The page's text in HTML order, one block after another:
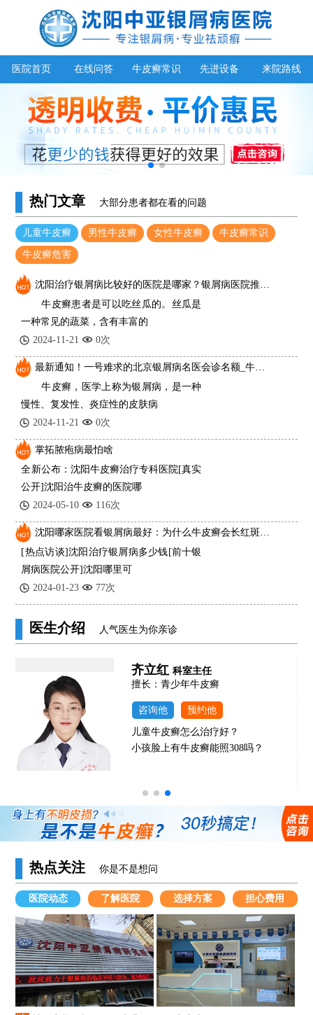
医院首页 在线问答 牛皮癣常识 先进设备 来院路线
热门文章 大部分患者都在看的问题
儿童牛皮癣 男性牛皮癣 女性牛皮癣 牛皮癣常识
牛皮癣危害
牛皮癣患者是可以吃丝瓜的。丝瓜是
一种常见的蔬菜，含有丰富的
2024-11-21
0次
牛皮癣，医学上称为银屑病，是一种
慢性、复发性、炎症性的皮肤病
2024-11-21
0次
掌拓脓疱病最怕啥
全新公布：沈阳牛皮癣治疗专科医院[真实
公开]沈阳治牛皮癣的医院哪
2024-05-10
116次
[热点访谈]沈阳治疗银屑病多少钱[前十银
屑病医院公开]沈阳哪里可
2024-01-23
77次
医生介绍 人气医生为你亲诊
吗？
左全锋
擅长：青少年牛皮癣
咨询他
儿童牛皮癣怎么治疗好？
热点关注 你是不是想问
医院动态 了解医院 选择方案 担心费用